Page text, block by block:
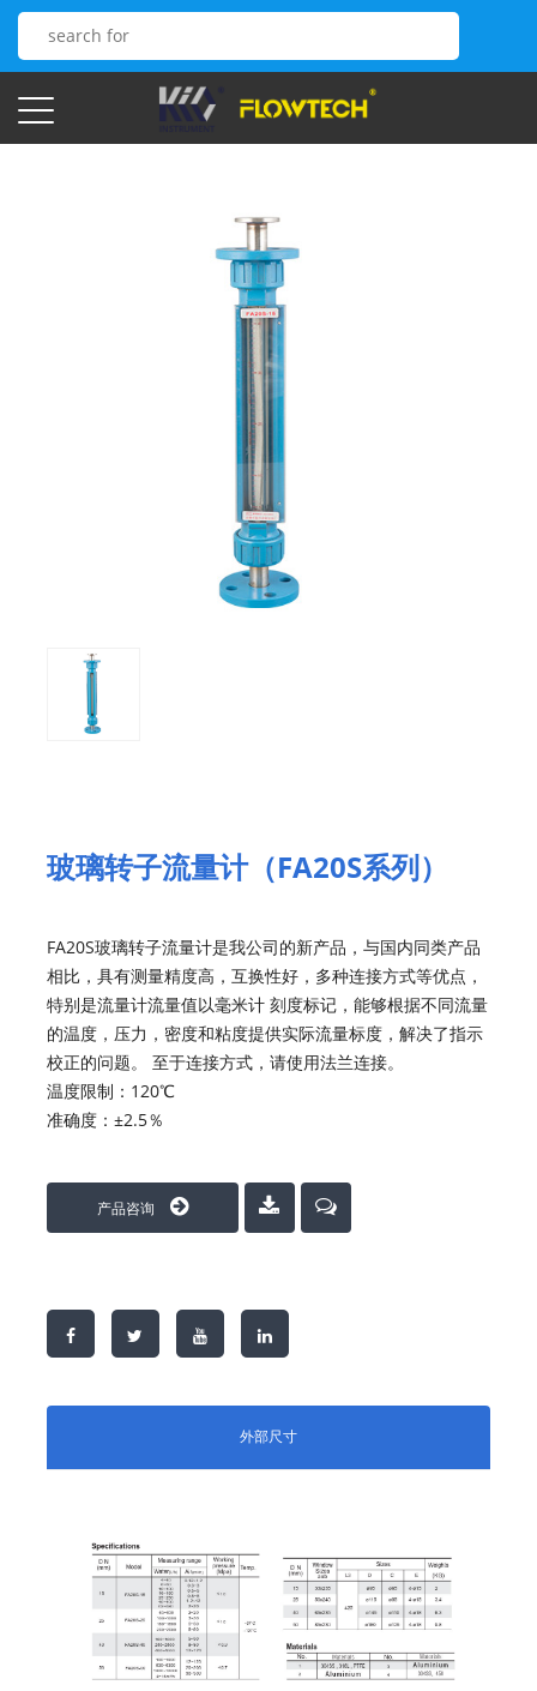
玻璃转子流量计（FA20S系列）
FA20S玻璃转子流量计是我公司的新产品，与国内同类产品
相比，具有测量精度高，互换性好，多种连接方式等优点，
特别是流量计流量值以毫米计 刻度标记，能够根据不同流量
的温度，压力，密度和粘度提供实际流量标度，解决了指示
校正的问题。 至于连接方式，请使用法兰连接。
温度限制：120℃
准确度：±2.5％
产品咨询
外部尺寸